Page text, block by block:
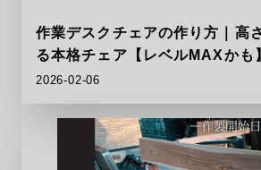
作業デスクチェアの作り方｜高
る本格チェア【レベルMAXかも
2026-02-06